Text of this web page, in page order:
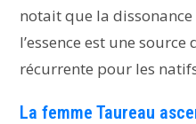
notait que la
l’essence est une
récurrente pour les
La femme Taureau